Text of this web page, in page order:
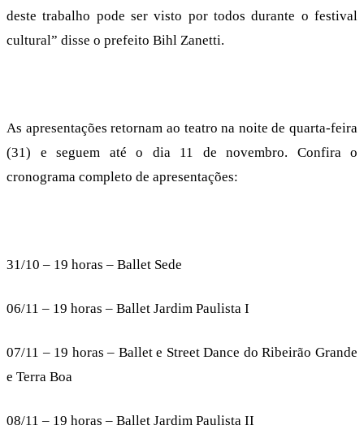
deste trabalho pode ser visto por todos durante o festival
cultural” disse o prefeito Bihl Zanetti.
As apresentações retornam ao teatro na noite de quarta-feira
(31) e seguem até o dia 11 de novembro. Confira o
cronograma completo de apresentações:
31/10 – 19 horas – Ballet Sede
06/11 – 19 horas – Ballet Jardim Paulista I
07/11 – 19 horas – Ballet e Street Dance do Ribeirão Grande
e Terra Boa
08/11 – 19 horas – Ballet Jardim Paulista II